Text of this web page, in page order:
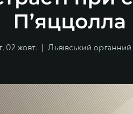
П’яццолла
02 жовт.
  |
Львівський органний